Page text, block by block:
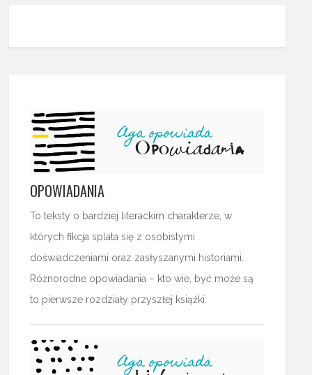
OPOWIADANIA
To teksty o bardziej literackim charakterze, w
których fikcja splata się z osobistymi
doświadczeniami oraz zasłyszanymi historiami.
Różnorodne opowiadania – kto wie, być może są
to pierwsze rozdziały przyszłej książki.